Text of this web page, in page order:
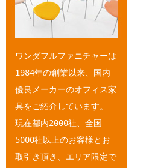
ワンダフルファニチャーは
1984年の創業以来、国内
優良メーカーのオフィス家
具をご紹介しています。
現在都内2000社、全国
5000社以上のお客様とお
取引き頂き、エリア限定で